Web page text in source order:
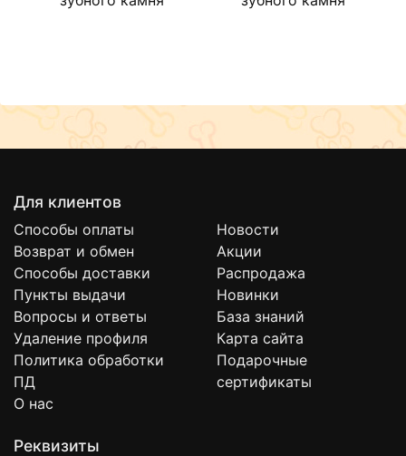
минерализации зубного налета способствует
Для клиентов
Способы оплаты
Возврат и обмен
Способы доставки
Пункты выдачи
Вопросы и ответы
Удаление профиля
Политика обработки
ПД
О нас
Новости
Акции
Распродажа
Новинки
База знаний
Карта сайта
Подарочные
сертификаты
Реквизиты